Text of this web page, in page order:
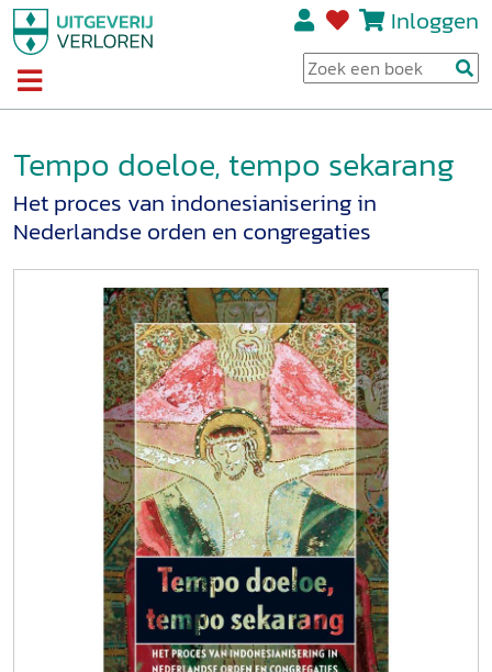
Inloggen
Tempo doeloe, tempo sekarang
Het proces van indonesianisering in
Nederlandse orden en congregaties